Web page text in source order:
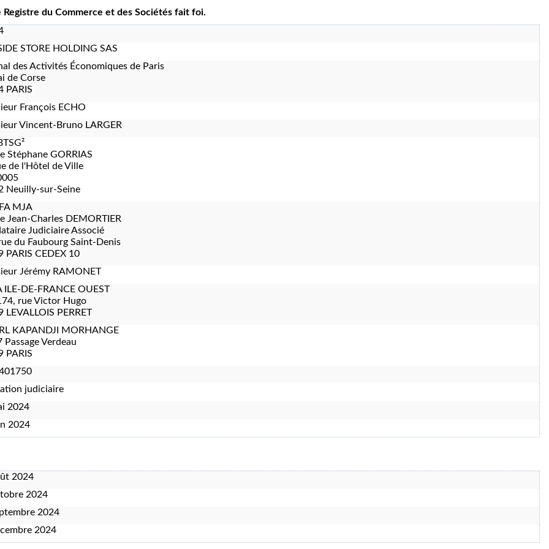
du Commerce et des Sociétés fait foi.
STORE HOLDING SAS
des Activités Économiques de Paris
de Corse
PARIS
François ECHO
Vincent-Bruno LARGER
Stéphane GORRIAS
de l'Hôtel de Ville
Neuilly-sur-Seine
MJA
Jean-Charles DEMORTIER
Judiciaire Associé
du Faubourg Saint-Denis
PARIS CEDEX 10
Jérémy RAMONET
ILE-DE-FRANCE OUEST
rue Victor Hugo
LEVALLOIS PERRET
KAPANDJI MORHANGE
Verdeau
PARIS
judiciaire
2024
2024
2024
2024
2024
2024